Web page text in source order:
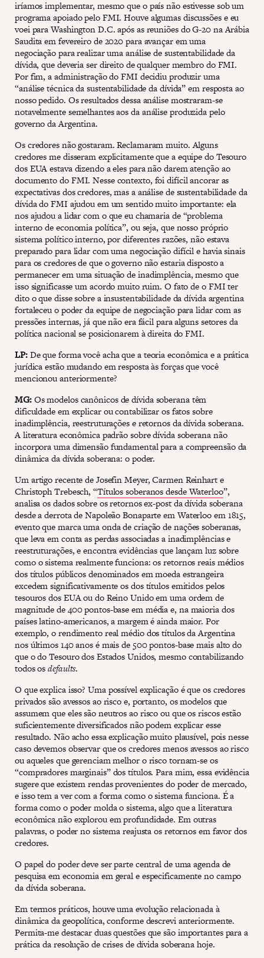
iríamos implementar, mesmo que o país não estivesse sob um
programa apoiado pelo FMI. Houve algumas discussões e eu
voei para Washington D.C. após as reuniões do G-20 na Arábia
Saudita em fevereiro de 2020 para avançar em uma
negociação para realizar uma análise de sustentabilidade da
dívida, que deveria ser direito de qualquer membro do FMI.
Por fim, a administração do FMI decidiu produzir uma
“análise técnica da sustentabilidade da dívida” em resposta ao
nosso pedido. Os resultados dessa análise mostraram-se
notavelmente semelhantes aos da análise produzida pelo
governo da Argentina.
Os credores não gostaram. Reclamaram muito. Alguns
credores me disseram explicitamente que a equipe do Tesouro
dos EUA estava dizendo a eles para não darem atenção ao
documento do FMI. Nesse contexto, foi difícil ancorar as
expectativas dos credores, mas a análise de sustentabilidade da
dívida do FMI ajudou em um sentido muito importante: ela
nos ajudou a lidar com o que eu chamaria de “problema
interno de economia política”, ou seja, que nosso próprio
sistema político interno, por diferentes razões, não estava
preparado para lidar com uma negociação difícil e havia sinais
para os credores de que o governo não estaria disposto a
permanecer em uma situação de inadimplência, mesmo que
isso significasse um acordo muito ruim. O fato de o FMI ter
dito o que disse sobre a insustentabilidade da dívida argentina
fortaleceu o poder da equipe de negociação para lidar com as
pressões internas, já que não era fácil para alguns setores da
política nacional se posicionarem à direita do FMI.
LP:De que forma você acha que a teoria econômica e a prática
jurídica estão mudando em resposta às forças que você
mencionou anteriormente?
MG:Os modelos canônicos de dívida soberana têm
dificuldade em explicar ou contabilizar os fatos sobre
inadimplência, reestruturações e retornos da dívida soberana.
A literatura econômica padrão sobre dívida soberana não
incorpora uma dimensão fundamental para a compreensão da
dinâmica da dívida soberana: o poder.
Um artigo recente de Josefin Meyer, Carmen Reinhart e
Christoph Trebesch, “Títulos soberanos desde Waterloo”,
analisa os dados sobre os retornos ex-post da dívida soberana
desde a derrota de Napoleão Bonaparte em Waterloo em 1815,
evento que marca uma onda de criação de nações soberanas,
que leva em conta as perdas associadas a inadimplências e
reestruturações, e encontra evidências que lançam luz sobre
como o sistema realmente funciona: os retornos reais médios
dos títulos públicos denominados em moeda estrangeira
excedem significativamente os dos títulos emitidos pelos
tesouros dos EUA ou do Reino Unido em uma ordem de
magnitude de 400 pontos-base em média e, na maioria dos
países latino-americanos, a margem é ainda maior. Por
exemplo, o rendimento real médio dos títulos da Argentina
nos últimos 140 anos é mais de 500 pontos-base mais alto do
que o do Tesouro dos Estados Unidos, mesmo contabilizando
todos osdefaults.
O que explica isso? Uma possível explicação é que os credores
privados são avessos ao risco e, portanto, os modelos que
assumem que eles são neutros ao risco ou que os riscos estão
suficientemente diversificados não podem explicar esse
resultado. Não acho essa explicação muito plausível, pois nesse
caso devemos observar que os credores menos avessos ao risco
ou aqueles que gerenciam melhor o risco tornam-se os
“compradores marginais” dos títulos. Para mim, essa evidência
sugere que existem rendas provenientes do poder de mercado,
e isso tem a ver com a forma como o sistema funciona. É a
forma como o poder molda o sistema, algo que a literatura
econômica não explorou em profundidade. Em outras
palavras, o poder no sistema reajusta os retornos em favor dos
credores.
O papel do poder deve ser parte central de uma agenda de
pesquisa em economia em geral e especificamente no campo
da dívida soberana.
Em termos práticos, houve uma evolução relacionada à
dinâmica da geopolítica, conforme descrevi anteriormente.
Permita-me destacar duas questões que são importantes para a
prática da resolução de crises de dívida soberana hoje.